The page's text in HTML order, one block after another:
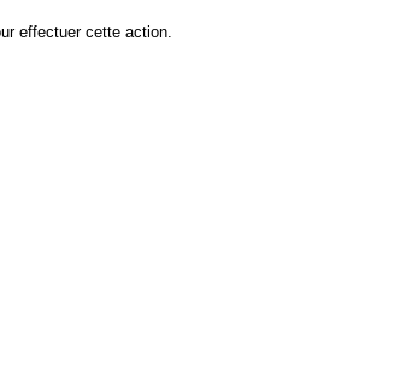
effectuer cette action.